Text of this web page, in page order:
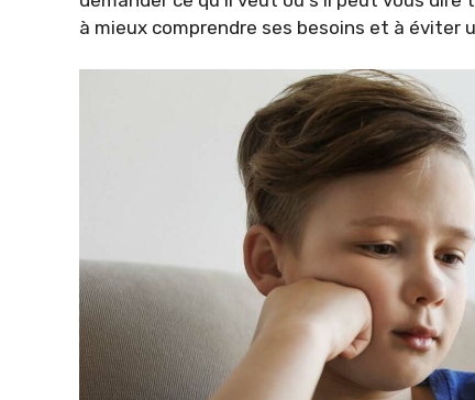
à mieux comprendre ses besoins et à éviter